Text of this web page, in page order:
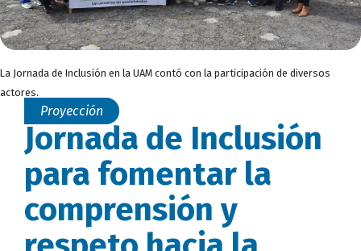
La Jornada de Inclusión en la UAM contó con la participación de diversos
actores.
Proyección
Jornada de Inclusión
para fomentar la
comprensión y